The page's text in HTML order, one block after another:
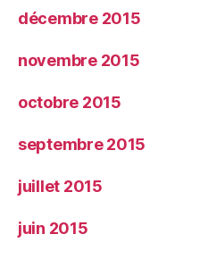
décembre 2015
novembre 2015
octobre 2015
septembre 2015
juillet 2015
juin 2015